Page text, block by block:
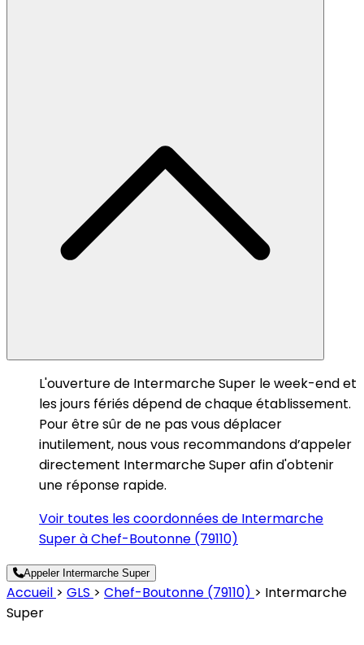
L'ouverture de Intermarche Super le week-end et
les jours fériés dépend de chaque établissement.
Pour être sûr de ne pas vous déplacer
inutilement, nous vous recommandons d’appeler
directement Intermarche Super afin d'obtenir
une réponse rapide.
Voir toutes les coordonnées de Intermarche
Super à Chef-Boutonne (79110)
Appeler Intermarche Super
Accueil > GLS > Chef-Boutonne (79110) > Intermarche
Super